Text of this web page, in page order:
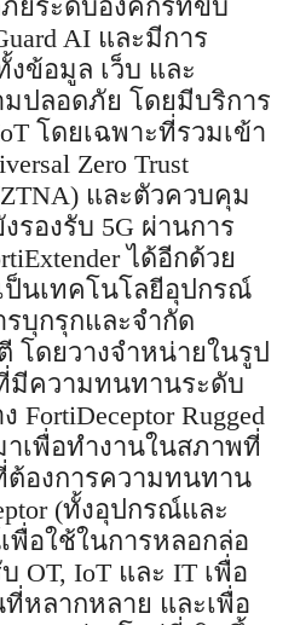
ยระดับองค์กรที่ขับ
AI และมีการ
ข้อมูล เว็บ และ
ปลอดภัย โดยมีบริการ
โดยเฉพาะที่รวมเข้า
Zero Trust
และตัวควบคุม
รองรับ 5G ผ่านการ
ได้อีกด้วย
เป็นเทคโนโลยีอุปกรณ์
บุกรุกและจำกัด
โดยวางจำหน่ายในรูป
มีความทนทานระดับ
Rugged
าเพื่อทำงานในสภาพที่
องการความทนทาน
(ทั้งอุปกรณ์และ
พื่อใช้ในการหลอกล่อ
OT, IoT และ IT เพื่อ
หลากหลาย และเพื่อ